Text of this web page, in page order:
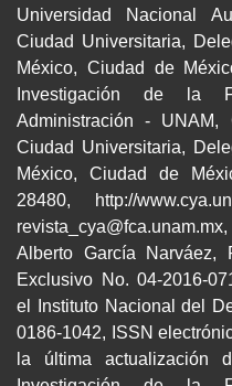
Universidad Nacional
Ciudad Universitaria,
México, Ciudad de
Investigación de la
Administración - UNAM,
Ciudad Universitaria,
México, Ciudad de
28480, http://
Alberto García
Exclusivo No. 04-2016-
el Instituto Nacional del
0186-1042, ISSN
la última actualización